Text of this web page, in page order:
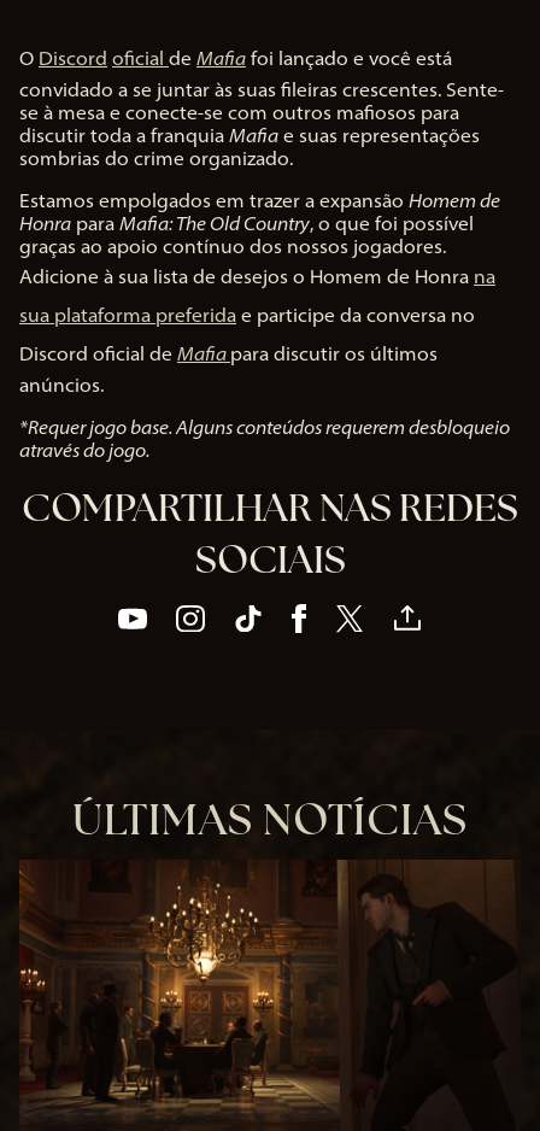
O Discord oficial de Mafia foi lançado e você está
convidado a se juntar às suas fileiras crescentes. Sente-
se à mesa e conecte-se com outros mafiosos para
discutir toda a franquia Mafia e suas representações
sombrias do crime organizado.
Estamos empolgados em trazer a expansão Homem de
Honra para Mafia: The Old Country, o que foi possível
graças ao apoio contínuo dos nossos jogadores.
Adicione à sua lista de desejos o Homem de Honra na
sua plataforma preferida e participe da conversa no
Discord oficial de Mafia para discutir os últimos
anúncios.
*Requer jogo base. Alguns conteúdos requerem desbloqueio
através do jogo.
COMPARTILHAR NAS REDES
SOCIAIS
ÚLTIMAS NOTÍCIAS